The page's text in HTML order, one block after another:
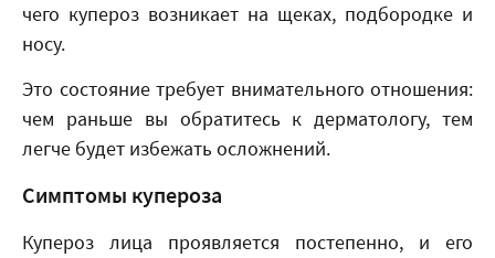
чего купероз возникает на щеках, подбородке и
носу.
Это состояние требует внимательного отношения:
чем раньше вы обратитесь к дерматологу, тем
легче будет избежать осложнений.
Симптомы купероза
Купероз лица проявляется постепенно, и его